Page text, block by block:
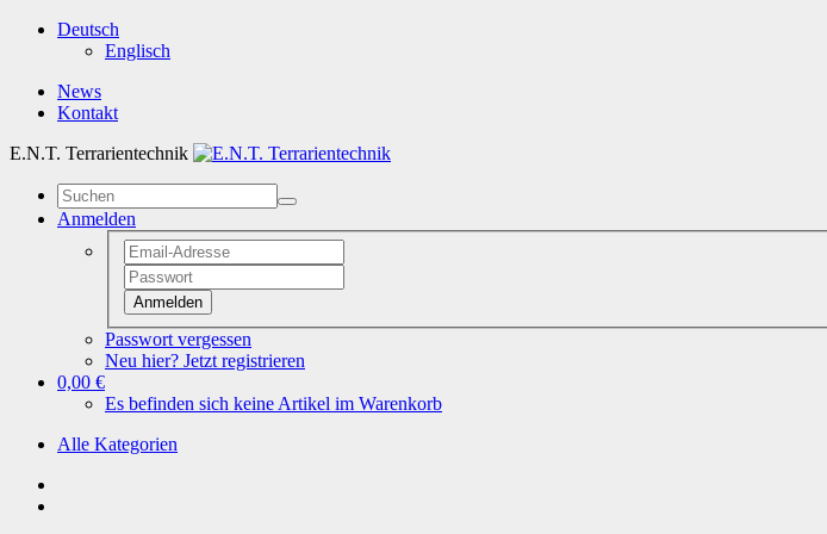
Deutsch
Englisch
News
Kontakt
E.N.T. Terrarientechnik
Anmelden
Anmelden
Passwort vergessen
Neu hier? Jetzt registrieren
0,00 €
Es befinden sich keine Artikel im Warenkorb
Alle Kategorien